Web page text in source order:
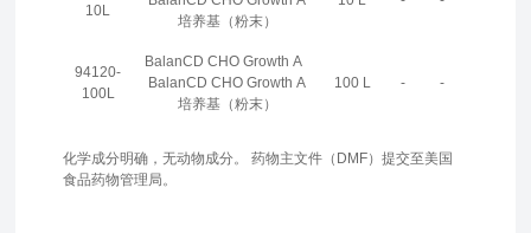
10L
培养基（粉末）
94120-
100L
BalanCD CHO Growth A
BalanCD CHO Growth A
培养基（粉末）
100 L - -
化学成分明确，无动物成分。 药物主文件（DMF）提交至美国
食品药物管理局。